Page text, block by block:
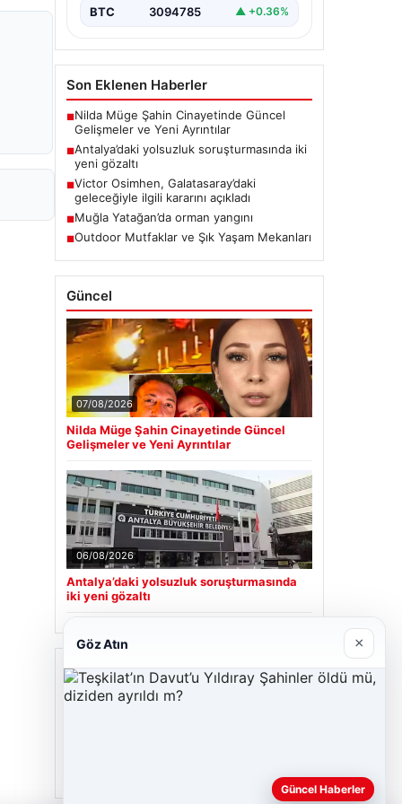
BTC 3094785 ▲ +0.36%
Son Eklenen Haberler
■Nilda Müge Şahin Cinayetinde Güncel
Gelişmeler ve Yeni Ayrıntılar
■Antalya’daki yolsuzluk soruşturmasında iki
yeni gözaltı
■Victor Osimhen, Galatasaray’daki
geleceğiyle ilgili kararını açıkladı
■Muğla Yatağan’da orman yangını
■Outdoor Mutfaklar ve Şık Yaşam Mekanları
Güncel
07/08/2026
Nilda Müge Şahin Cinayetinde Güncel
Gelişmeler ve Yeni Ayrıntılar
06/08/2026
Antalya’daki yolsuzluk soruşturmasında
iki yeni gözaltı
Son Eklenen Firmalar
Hastaş Beton
Göz Atın ×
Güncel Haberler